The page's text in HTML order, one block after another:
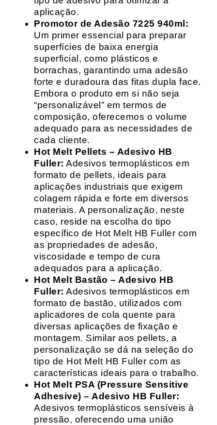
aplicação.
Promotor de Adesão 7225 940ml:
Um primer essencial para preparar
superfícies de baixa energia
superficial, como plásticos e
borrachas, garantindo uma adesão
forte e duradoura das fitas dupla face.
Embora o produto em si não seja
“personalizável” em termos de
composição, oferecemos o volume
adequado para as necessidades de
cada cliente.
Hot Melt Pellets – Adesivo HB
Fuller: Adesivos termoplásticos em
formato de pellets, ideais para
aplicações industriais que exigem
colagem rápida e forte em diversos
materiais. A personalização, neste
caso, reside na escolha do tipo
específico de Hot Melt HB Fuller com
as propriedades de adesão,
viscosidade e tempo de cura
adequados para a aplicação.
Hot Melt Bastão – Adesivo HB
Fuller: Adesivos termoplásticos em
formato de bastão, utilizados com
aplicadores de cola quente para
diversas aplicações de fixação e
montagem. Similar aos pellets, a
personalização se dá na seleção do
tipo de Hot Melt HB Fuller com as
características ideais para o trabalho.
Hot Melt PSA (Pressure Sensitive
Adhesive) – Adesivo HB Fuller:
Adesivos termoplásticos sensíveis à
pressão, oferecendo uma união